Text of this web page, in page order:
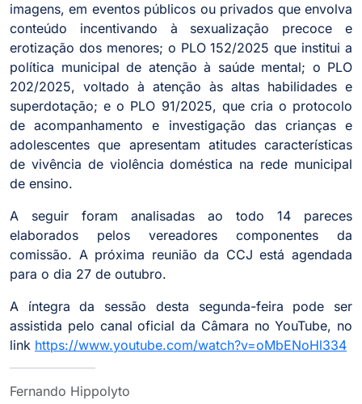
imagens, em eventos públicos ou privados que envolva
conteúdo incentivando à sexualização precoce e
erotização dos menores; o PLO 152/2025 que institui a
política municipal de atenção à saúde mental; o PLO
202/2025, voltado à atenção às altas habilidades e
superdotação; e o PLO 91/2025, que cria o protocolo
de acompanhamento e investigação das crianças e
adolescentes que apresentam atitudes características
de vivência de violência doméstica na rede municipal
de ensino.
A seguir foram analisadas ao todo 14 pareces
elaborados pelos vereadores componentes da
comissão. A próxima reunião da CCJ está agendada
para o dia 27 de outubro.
A íntegra da sessão desta segunda-feira pode ser
assistida pelo canal oficial da Câmara no YouTube, no
link https://www.youtube.com/watch?v=oMbENoHl334
Fernando Hippolyto